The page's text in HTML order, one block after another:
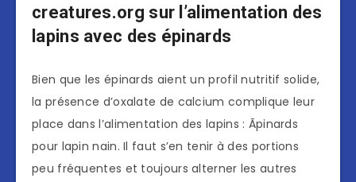
creatures.org sur l’alimentation des
lapins avec des épinards
Bien que les épinards aient un profil nutritif solide,
la présence d’oxalate de calcium complique leur
place dans l’alimentation des lapins : Ãpinards
pour lapin nain. Il faut s’en tenir à des portions
peu fréquentes et toujours alterner les autres